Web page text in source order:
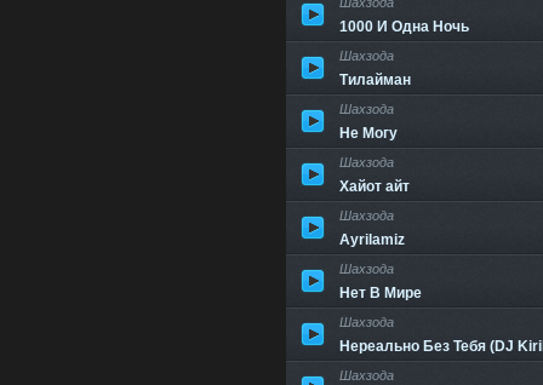
1000 И Одна Ночь
Шахзода
Тилайман
Шахзода
Не Могу
Шахзода
Хайот айт
Шахзода
Ayrilamiz
Шахзода
Нет В Мире
Шахзода
Нереально Без Тебя (DJ
Шахзода